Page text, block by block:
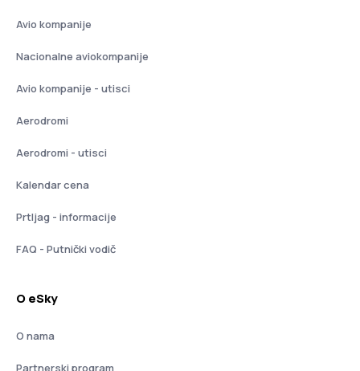
Avio kompanije
Nacionalne aviokompanije
Avio kompanije - utisci
Aerodromi
Aerodromi - utisci
Kalendar cena
Prtljag - informacije
FAQ - Putnički vodič
O eSky
O nama
Partnerski program